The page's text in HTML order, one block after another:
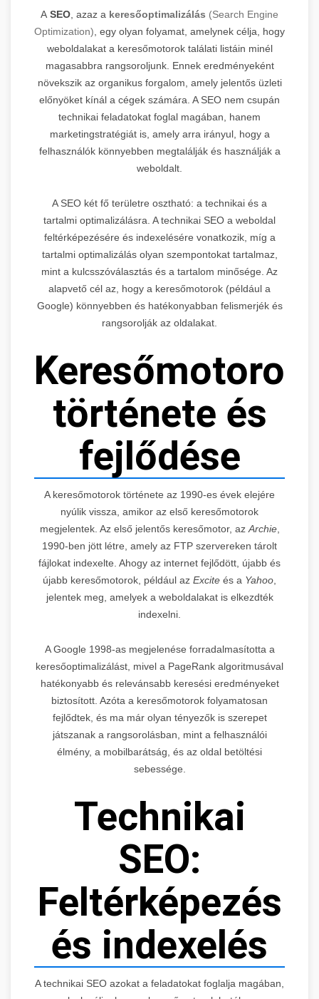
A SEO, azaz a keresőoptimalizálás (Search Engine
Optimization), egy olyan folyamat, amelynek célja, hogy
weboldalakat a keresőmotorok találati listáin minél
magasabbra rangsoroljunk. Ennek eredményeként
növekszik az organikus forgalom, amely jelentős üzleti
előnyöket kínál a cégek számára. A SEO nem csupán
technikai feladatokat foglal magában, hanem
marketingstratégiát is, amely arra irányul, hogy a
felhasználók könnyebben megtalálják és használják a
weboldalt.
A SEO két fő területre osztható: a technikai és a
tartalmi optimalizálásra. A technikai SEO a weboldal
feltérképezésére és indexelésére vonatkozik, míg a
tartalmi optimalizálás olyan szempontokat tartalmaz,
mint a kulcsszóválasztás és a tartalom minősége. Az
alapvető cél az, hogy a keresőmotorok (például a
Google) könnyebben és hatékonyabban felismerjék és
rangsorolják az oldalakat.
Keresőmotorok
története és
fejlődése
A keresőmotorok története az 1990-es évek elejére
nyúlik vissza, amikor az első keresőmotorok
megjelentek. Az első jelentős keresőmotor, azArchie,
1990-ben jött létre, amely az FTP szervereken tárolt
fájlokat indexelte. Ahogy az internet fejlődött, újabb és
újabb keresőmotorok, például az Excite és a Yahoo,
jelentek meg, amelyek a weboldalakat is elkezdték
indexelni.
A Google 1998-as megjelenése forradalmasította a
keresőoptimalizálást, mivel a PageRank algoritmusával
hatékonyabb és relevánsabb keresési eredményeket
biztosított. Azóta a keresőmotorok folyamatosan
fejlődtek, és ma már olyan tényezők is szerepet
játszanak a rangsorolásban, mint a felhasználói
élmény, a mobilbarátság, és az oldal betöltési
sebessége.
Technikai
SEO:
Feltérképezés
és indexelés
A technikai SEO azokat a feladatokat foglalja magában,